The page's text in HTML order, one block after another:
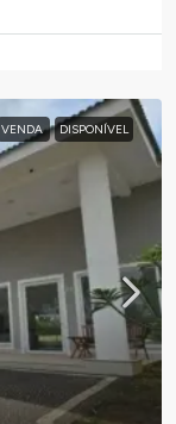
VENDA DISPONÍVEL